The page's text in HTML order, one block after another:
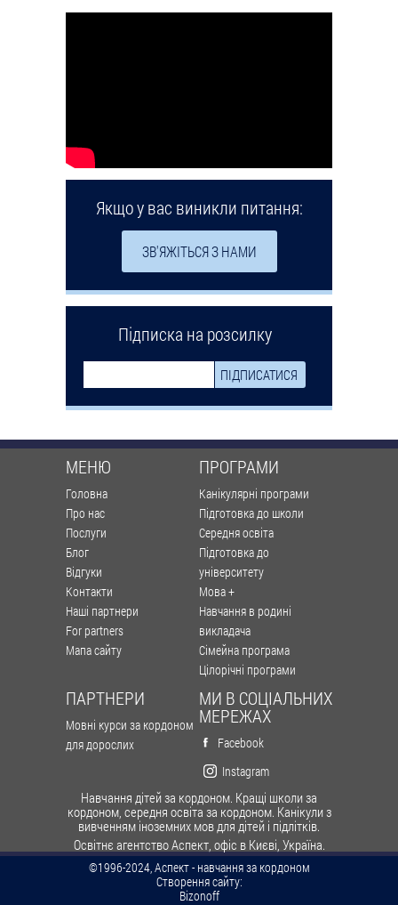
Якщо у вас виникли питання:
ЗВ'ЯЖІТЬСЯ З НАМИ
Підписка на розсилку
МЕНЮ
Головна
Про нас
Послуги
Блог
Відгуки
Контакти
Наші партнери
For partners
Мапа сайту
ПРОГРАМИ
Канікулярні програми
Підготовка до школи
Середня освіта
Підготовка до
університету
Мова +
Навчання в родині
викладача
Сімейна програма
Цілорічні програми
ПАРТНЕРИ
Мовні курси за кордоном
для дорослих
МИ В СОЦІАЛЬНИХ
МЕРЕЖАХ
Facebook
Instagram
Навчання дітей за кордоном. Кращі школи за
кордоном, середня освіта за кордоном. Канікули з
вивченням іноземних мов для дітей і підлітків.
Освітнє агентство Аспект, офіс в Києві, Україна.
©1996-2024, Аспект - навчання за кордоном
Створення сайту:
Bizonoff